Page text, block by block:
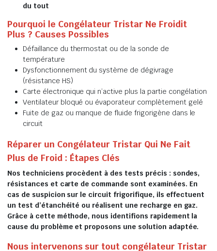
du tout
Pourquoi le Congélateur Tristar Ne Froidit
Plus ? Causes Possibles
Défaillance du thermostat ou de la sonde de
température
Dysfonctionnement du système de dégivrage
(résistance HS)
Carte électronique qui n’active plus la partie congélation
Ventilateur bloqué ou évaporateur complètement gelé
Fuite de gaz ou manque de fluide frigorigène dans le
circuit
Réparer un Congélateur Tristar Qui Ne Fait
Plus de Froid : Étapes Clés
Nos techniciens procèdent à des tests précis : sondes,
résistances et carte de commande sont examinées. En
cas de suspicion sur le circuit frigorifique, ils effectuent
un test d’étanchéité ou réalisent une recharge en gaz.
Grâce à cette méthode, nous identifions rapidement la
cause du problème et proposons une solution adaptée.
Nous intervenons sur tout congélateur Tristar